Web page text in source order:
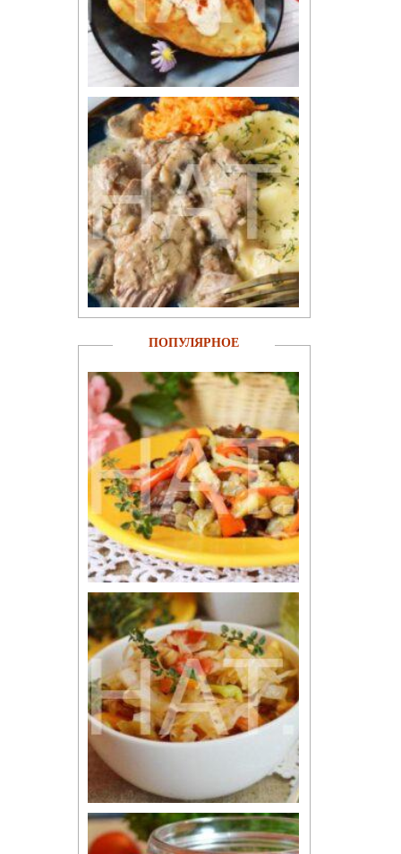
ПОПУЛЯРНОЕ